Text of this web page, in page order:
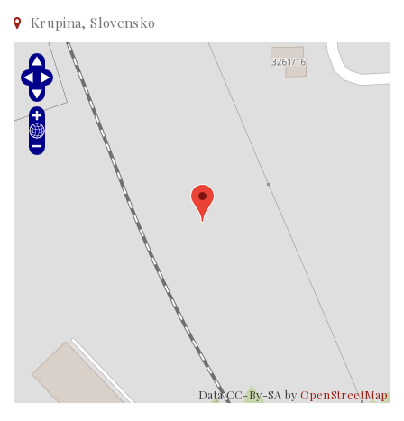
Krupina, Slovensko
Data CC-By-SA byOpenStreetMap